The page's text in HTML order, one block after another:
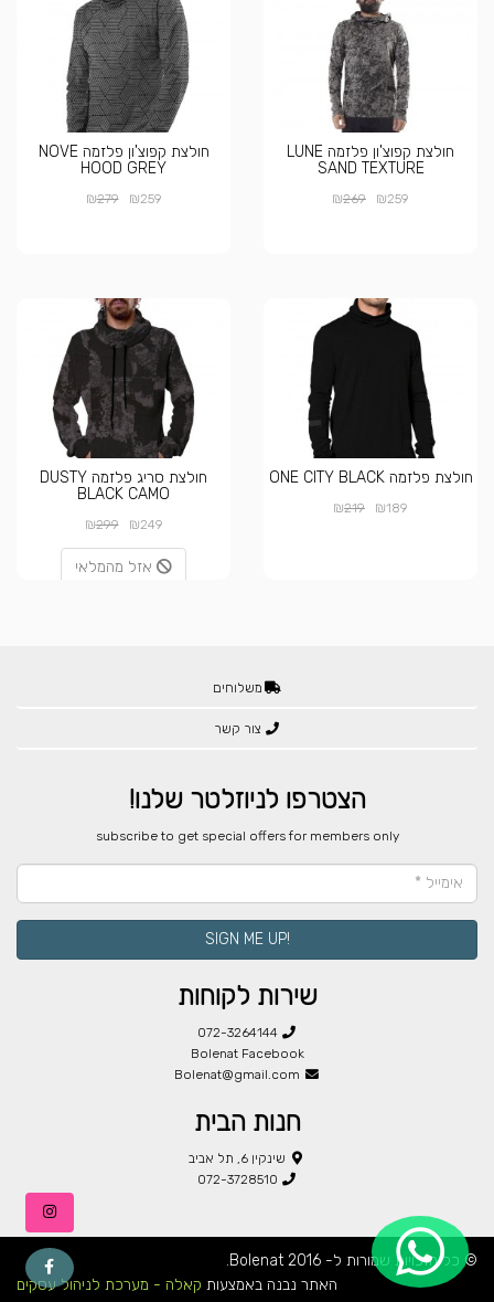
חולצת קפוצ'ון פלזמה LUNE
SAND TEXTURE
₪259
₪269
חולצת קפוצ'ון פלזמה NOVE
HOOD GREY
₪259
₪279
חולצת פלזמה ONE CITY BLACK
₪189
₪219
חולצת סריג פלזמה DUSTY
BLACK CAMO
₪249
₪299
אזל מהמלאי
משלוחים
צור קשר
הצטרפו לניוזלטר שלנו!
​subscribe to get special offers for members only
!SIGN ME UP
שירות לקוחות
072-3264144
Bolenat Facebook
Bolenat@gmail.com
חנות הבית
שינקין 6, תל אביב
072-3728510
© כל הזכויות שמורות ל- Bolenat 2016.
האתר נבנה באמצעות קאלה - מערכת לניהול עסקים